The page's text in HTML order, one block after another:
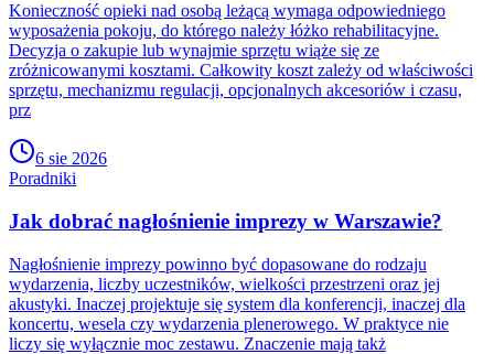
Konieczność opieki nad osobą leżącą wymaga odpowiedniego
wyposażenia pokoju, do którego należy łóżko rehabilitacyjne.
Decyzja o zakupie lub wynajmie sprzętu wiąże się ze
zróżnicowanymi kosztami. Całkowity koszt zależy od właściwości
sprzętu, mechanizmu regulacji, opcjonalnych akcesoriów i czasu,
prz
6 sie 2026
Poradniki
Jak dobrać nagłośnienie imprezy w Warszawie?
Nagłośnienie imprezy powinno być dopasowane do rodzaju
wydarzenia, liczby uczestników, wielkości przestrzeni oraz jej
akustyki. Inaczej projektuje się system dla konferencji, inaczej dla
koncertu, wesela czy wydarzenia plenerowego. W praktyce nie
liczy się wyłącznie moc zestawu. Znaczenie mają takż